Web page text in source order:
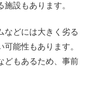
設もあります。
などには大きく劣る
能性もあります。
どもあるため、事前